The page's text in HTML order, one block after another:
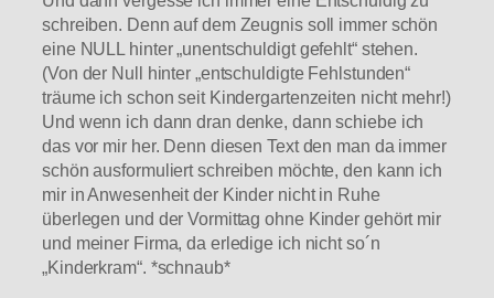
schreiben. Denn auf dem Zeugnis soll immer schön
eine NULL hinter „unentschuldigt gefehlt“ stehen.
(Von der Null hinter „entschuldigte Fehlstunden“
träume ich schon seit Kindergartenzeiten nicht mehr!)
Und wenn ich dann dran denke, dann schiebe ich
das vor mir her. Denn diesen Text den man da immer
schön ausformuliert schreiben möchte, den kann ich
mir in Anwesenheit der Kinder nicht in Ruhe
überlegen und der Vormittag ohne Kinder gehört mir
und meiner Firma, da erledige ich nicht so´n
„Kinderkram“. *schnaub*